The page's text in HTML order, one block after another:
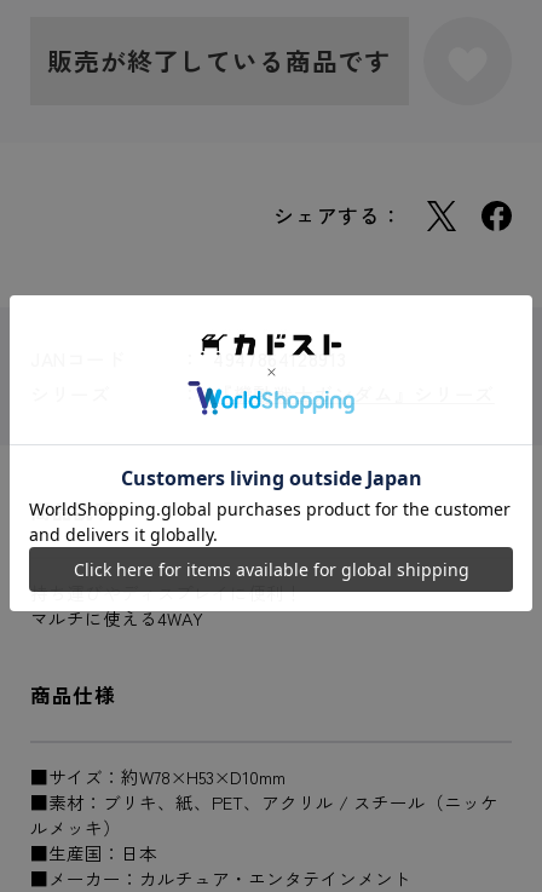
販売が終了している商品です
シェアする：
4947864128913
『機動戦士ガンダム』シリーズ
商品説明
持ち運びやディスプレイに便利！
マルチに使える4WAY
商品仕様
■サイズ：約W78×H53×D10mm
■素材：ブリキ、紙、PET、アクリル / スチール（ニッケ
ルメッキ）
■生産国：日本
■メーカー：カルチュア・エンタテインメント